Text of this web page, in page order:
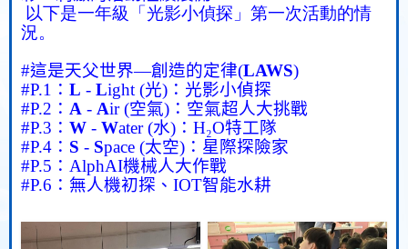
以下是一年級「光影小偵探」第一次活動的情
況。
#這是天父世界—創造的定律(LAWS)
#P.1 ： L - Light (光) ：光影小偵探
#P.2 ： A - Air (空氣) ：空氣超人大挑戰
#P.3 ： W - Water (水) ： H₂O特工隊
#P.4 ： S - Space (太空) ：星際探險家
#P.5 ： AlphAI機械人大作戰
#P.6 ： 無人機初探、 IOT智能水耕